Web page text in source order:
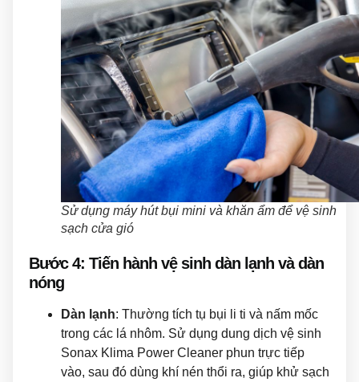
Sử dụng máy hút bụi mini và khăn ẩm để vệ sinh
sạch cửa gió
Bước 4: Tiến hành vệ sinh dàn lạnh và dàn
nóng
Dàn lạnh: Thường tích tụ bụi li ti và nấm mốc
trong các lá nhôm. Sử dụng dung dịch vệ sinh
Sonax Klima Power Cleaner phun trực tiếp
vào, sau đó dùng khí nén thổi ra, giúp khử sạch